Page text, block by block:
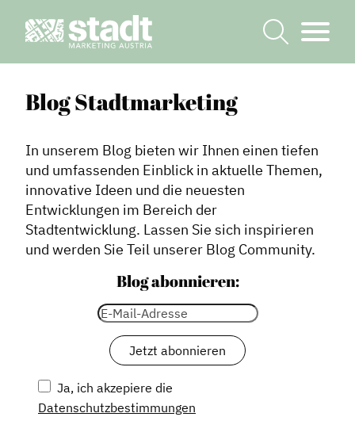
Blog Stadtmarketing
In unserem Blog bieten wir Ihnen einen tiefen
und umfassenden Einblick in aktuelle Themen,
innovative Ideen und die neuesten
Entwicklungen im Bereich der
Stadtentwicklung. Lassen Sie sich inspirieren
und werden Sie Teil unserer Blog Community.
Blog abonnieren:
Ja, ich akzepiere die
Datenschutzbestimmungen